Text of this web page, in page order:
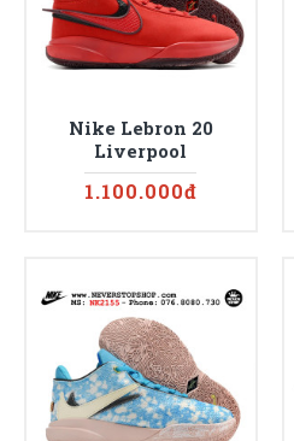
Nike Lebron 20
Liverpool
1.100.000đ